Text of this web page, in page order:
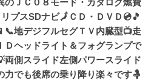
のＪＣ０８モード・カタログ燃費
プスSDナビ🗾ＣＤ・ＤＶＤ💿🎵
地デジフルセグＴＶ内臓型📺走
Ｄヘッドライト＆フォグランプで
両側スライド左側パワースライド
力でも後席の乗り降り楽々です🤱